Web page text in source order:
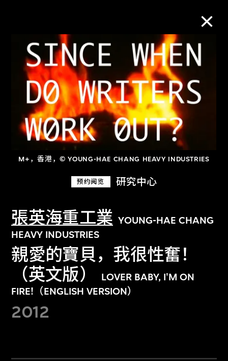
M+，香港，© YOUNG-HAE CHANG HEAVY INDUSTRIES
预约阅览 研究中心
張英海重工業 YOUNG-HAE CHANG
HEAVY INDUSTRIES
親愛的寶貝，我很性奮！
（英文版）
LOVER BABY, I'M ON
FIRE!（ENGLISH VERSION）
2012
M+藏品
进一步筛选 搜索
关于M+藏品
探索世界顶级的二十及二十一世纪视觉
文化藏品。